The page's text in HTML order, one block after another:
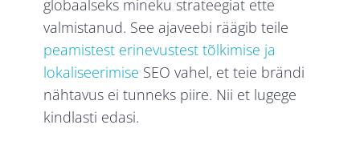
globaalseks mineku strateegiat ette
valmistanud. See ajaveebi räägib teile
peamistest erinevustest tõlkimise ja
lokaliseerimise SEO vahel, et teie brändi
nähtavus ei tunneks piire. Nii et lugege
kindlasti edasi.